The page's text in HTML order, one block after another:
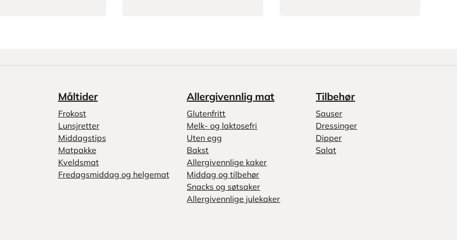
Måltider
Frokost
Lunsjretter
Middagstips
Matpakke
Kveldsmat
Fredagsmiddag og helgemat
Allergivennlig mat
Glutenfritt
Melk- og laktosefri
Uten egg
Bakst
Allergivennlige kaker
Middag og tilbehør
Snacks og søtsaker
Allergivennlige julekaker
Tilbehør
Sauser
Dressinger
Dipper
Salat